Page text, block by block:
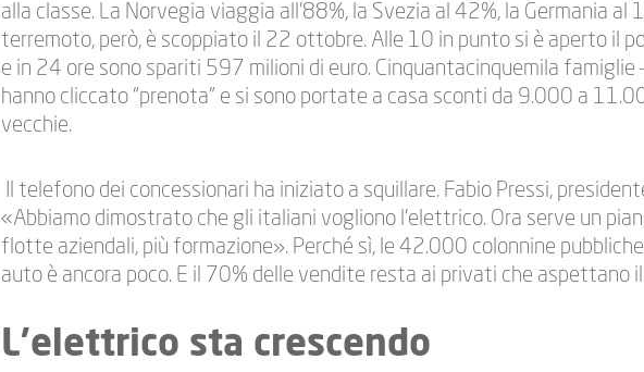
alla classe. La Norvegia viaggia all’88%, la Svezia al 42%, la Germania al
terremoto, però, è scoppiato il 22 ottobre. Alle 10 in punto si è aperto il
e in 24 ore sono spariti 597 milioni di euro. Cinquantacinquemila famiglie
hanno cliccato “prenota” e si sono portate a casa sconti da 9.000 a
vecchie.
Il telefono dei concessionari ha iniziato a squillare. Fabio Pressi,
«Abbiamo dimostrato che gli italiani vogliono l’elettrico. Ora serve un
flotte aziendali, più formazione». Perché sì, le 42.000 colonnine
auto è ancora poco. E il 70% delle vendite resta ai privati che aspettano il
L’elettrico sta crescendo